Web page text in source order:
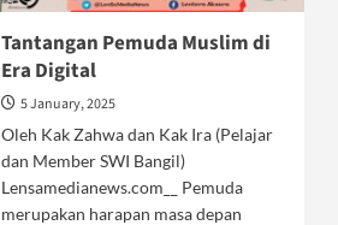
Tantangan Pemuda Muslim di
Era Digital
5 January, 2025
Oleh Kak Zahwa dan Kak Ira (Pelajar
dan Member SWI Bangil)
Lensamedianews.com__ Pemuda
merupakan harapan masa depan